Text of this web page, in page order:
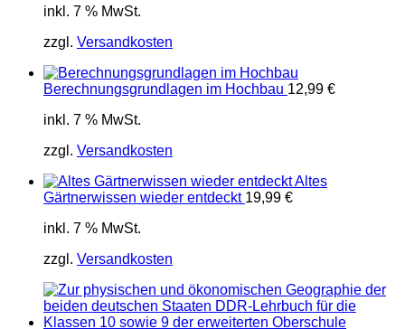
inkl. 7 % MwSt.
zzgl. Versandkosten
Berechnungsgrundlagen im Hochbau 12,99 €
inkl. 7 % MwSt.
zzgl. Versandkosten
Altes
Gärtnerwissen wieder entdeckt 19,99 €
inkl. 7 % MwSt.
zzgl. Versandkosten